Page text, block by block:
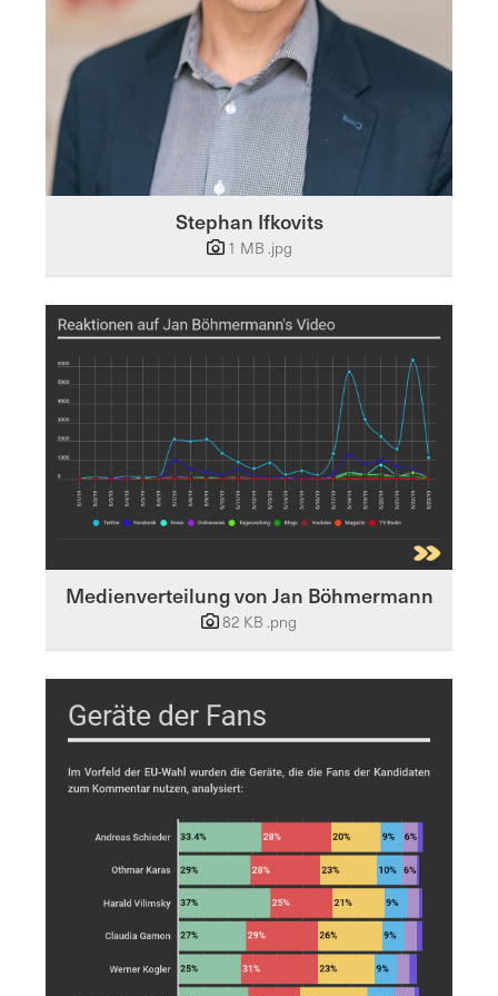
Stephan Ifkovits
1 MB .jpg
Medienverteilung von Jan Böhmermann
82 KB .png